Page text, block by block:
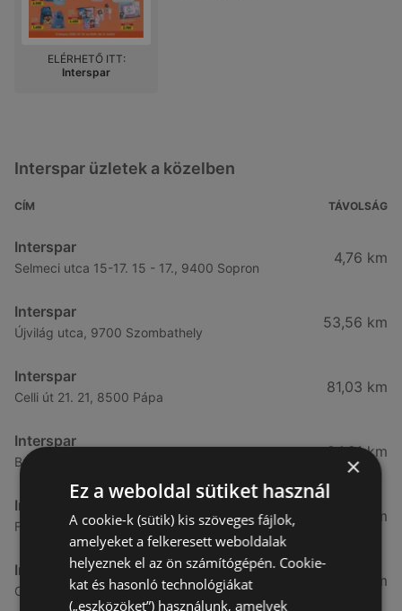
ELÉRHETŐ ITT:
Interspar
Interspar üzletek a közelben
CÍM TÁVOLSÁG
Interspar
Selmeci utca 15-17. 15 - 17., 9400 Sopron
4,76 km
Interspar
Újvilág utca, 9700 Szombathely
53,56 km
Interspar
Celli út 21. 21, 8500 Pápa
81,03 km
Interspar
Budai út 1. 1, 9027 Győr
84,21 km
Interspar
Fehérvári út 3. 3., 9023 Győr
84,46 km
Interspar
Ola utca 1. 1., 8900 Zalaegerszeg
96,73 km
×
Ez a weboldal sütiket használ
A cookie-k (sütik) kis szöveges fájlok,
amelyeket a felkeresett weboldalak
helyeznek el az ön számítógépén. Cookie-
kat és hasonló technológiákat
(„eszközöket”) használunk, amelyek